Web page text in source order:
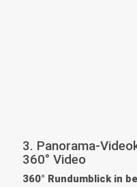
3. Panorama-
360° Video
360° Rundumblick in